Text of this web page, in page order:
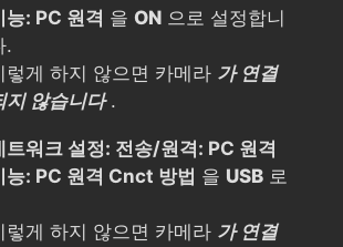
능: PC 원격 을 ON 으로 설정합니
.
렇게 하지 않으면 카메라 가 연결
지 않습니다.
트워크 설정: 전송/원격: PC 원격
능: PC 원격 Cnct 방법 을 USB 로
렇게 하지 않으면 카메라 가 연결